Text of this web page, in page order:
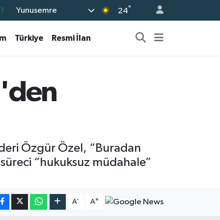
Yunusemre 24°
Türkiye Resmi İlan
Özgür Özel, “Buradan
“hukuksuz müdahale”
A- A+